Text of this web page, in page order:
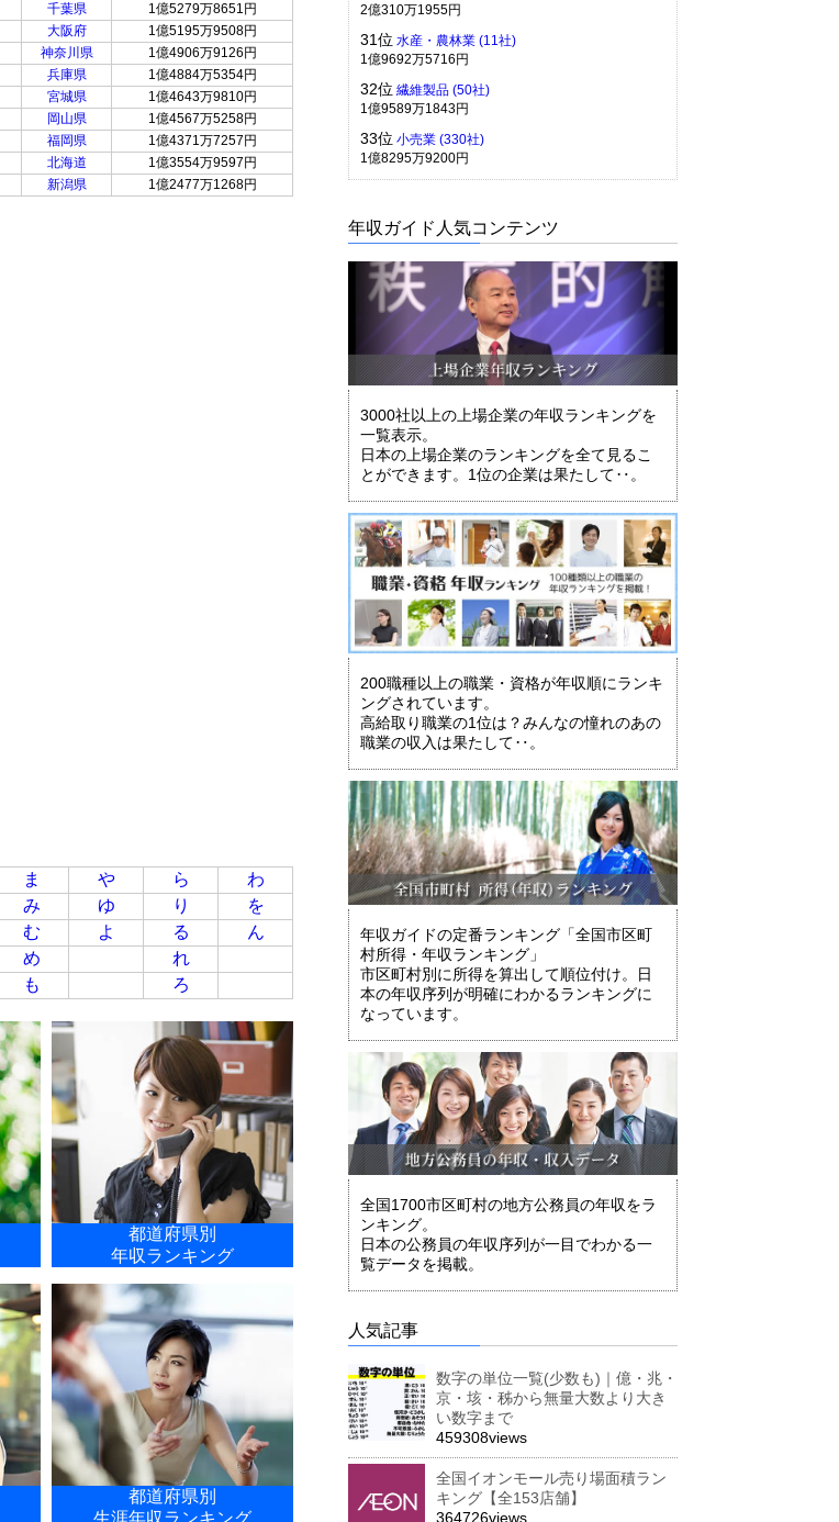
千葉県
1億5279万8651円
大阪府
1億5195万9508円
神奈川県
1億4906万9126円
兵庫県
1億4884万5354円
宮城県
1億4643万9810円
岡山県
1億4567万5258円
福岡県
1億4371万7257円
北海道
1億3554万9597円
新潟県 1億2477万1268円
ま や ら
わ
み ゆ り
を
む よ る
ん
め
れ
も ろ
都道府県別
年収ランキング
都道府県別
2億310万1955円
31位 水産・農林業 (11社)
1億9692万5716円
32位 繊維製品 (50社)
1億9589万1843円
33位 小売業 (330社)
1億8295万9200円
年収ガイド人気コンテンツ
3000社以上の上場企業の年収ランキングを
一覧表示。
日本の上場企業のランキングを全て見るこ
とができます。1位の企業は果たして‥。
200職種以上の職業・資格が年収順にランキ
ングされています。
高給取り職業の1位は？みんなの憧れのあの
職業の収入は果たして‥。
年収ガイドの定番ランキング「全国市区町
村所得・年収ランキング」
市区町村別に所得を算出して順位付け。日
本の年収序列が明確にわかるランキングに
なっています。
全国1700市区町村の地方公務員の年収をラ
ンキング。
日本の公務員の年収序列が一目でわかる一
覧データを掲載。
人気記事
数字の単位一覧(少数も)｜億・兆・
京・垓・秭から無量大数より大き
い数字まで
459308views
全国イオンモール売り場面積ラン
キング【全153店舗】
364726views